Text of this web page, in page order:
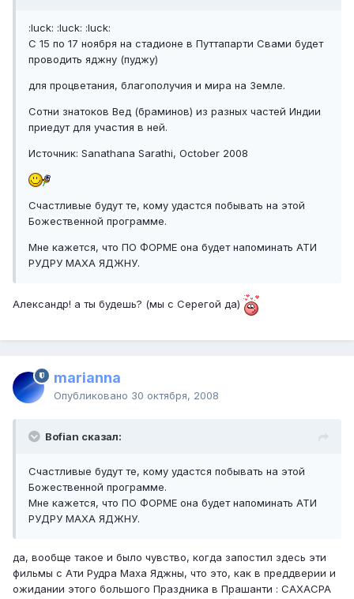
:luck: :luck: :luck:
C 15 по 17 ноября на стадионе в Путтапарти Свами будет
проводить яджну (пуджу)
для процветания, благополучия и мира на Земле.
Сотни знатоков Вед (браминов) из разных частей Индии
приедут для участия в ней.
Источник: Sanathana Sarathi, October 2008
Счастливые будут те, кому удастся побывать на этой
Божественной программе.
Мне кажется, что ПО ФОРМЕ она будет напоминать АТИ
РУДРУ МАХА ЯДЖНУ.
Александр! а ты будешь? (мы с Серегой да)
marianna
Опубликовано 30 октября, 2008
Bofian сказал:
Счастливые будут те, кому удастся побывать на этой
Божественной программе.
Мне кажется, что ПО ФОРМЕ она будет напоминать АТИ
РУДРУ МАХА ЯДЖНУ.
да, вообще такое и было чувство, когда запостил здесь эти
фильмы с Ати Рудра Маха Яджны, что это, как в преддверии и
ожидании этого большого Праздника в Прашанти : САХАСРА